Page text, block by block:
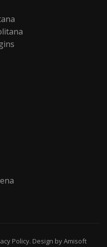
Policy. Design byAmisoft